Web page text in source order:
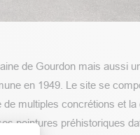
de Gourdon mais aussi
en 1949. Le site se
multiples concrétions et
peintures préhistoriques